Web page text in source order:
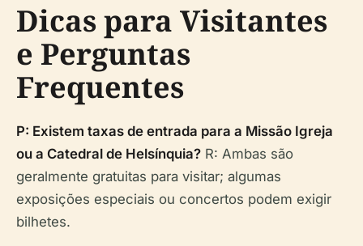
Dicas para Visitantes
e Perguntas
Frequentes
P: Existem taxas de entrada para a Missão Igreja
ou a Catedral de Helsínquia? R: Ambas são
geralmente gratuitas para visitar; algumas
exposições especiais ou concertos podem exigir
bilhetes.